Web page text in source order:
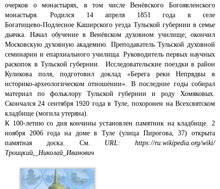
очерков о монастырях, в том числе Венёвского Богоявленского
монастыря. Родился 14 апреля 1851 года в селе
Богатищево‑Подлесное Каширского уезда Тульской губернии в семье
дьячка. Начал обучение в Венёвском духовном училище; окончил
Московскую духовную академию. Преподаватель Тульской духовной
семинарии и епархиального училища. Руководитель первых научных
раскопок в Тульской губернии. Исследовательские поездки в район
Куликова поля, подготовил доклад «Берега реки Непрядвы в
историко-археологическом отношении». В последние годы собирал
материал по фольклору Тульской губернии и роду Хомяковых.
Скончался 24 сентября 1920 года в Туле, похоронен на Всехсвятском
кладбище (могила утеряна).
К 100-летию со дня кончины установлен памятник на кладбище. 2
ноября 2006 года на доме в Туле (улица Пирогова, 37) открыта
памятная доска. См. URL: https://ru.wikipedia.org/wiki/
Троицкий,_Николай_Иванович